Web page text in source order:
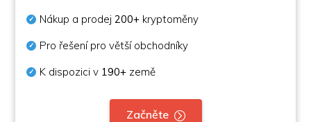
Nákup a prodej200+ kryptoměny
Pro řešení pro větší obchodníky
K dispozici v 190+ země
Začněte